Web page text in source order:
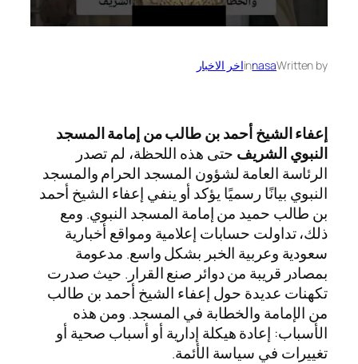
Written by
nasa
inاخر الاخبار
إعفاء الشيخ أحمد بن طالب من إمامة المسجد
النبوي الشريف حتى هذه اللحظة، لم تصدر
الرئاسة العامة لشؤون المسجد الحرام والمسجد
النبوي بيانًا رسميًا يؤكد أو ينفي إعفاء الشيخ أحمد
بن طالب حميد من إمامة المسجد النبوي. ومع
ذلك، تداولت حسابات إعلامية ومواقع أخبارية
سعودية وعربية الخبر بشكل واسع. مدعومة
بمصادر قريبة من دوائر صنع القرار. حيث صدرت
تكهنات عديدة حول إعفاء الشيخ أحمد بن طالب
من الإمامة والخطابة في المسجد. ومن هذه
الأسباب: إعادة هيكلة إدارية أو أسباب صحية أو
تغييرات في سياسة الأئمة.